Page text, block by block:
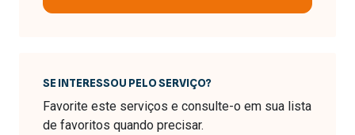
SE INTERESSOU PELO SERVIÇO?
Favorite este serviços e consulte-o em sua lista
de favoritos quando precisar.